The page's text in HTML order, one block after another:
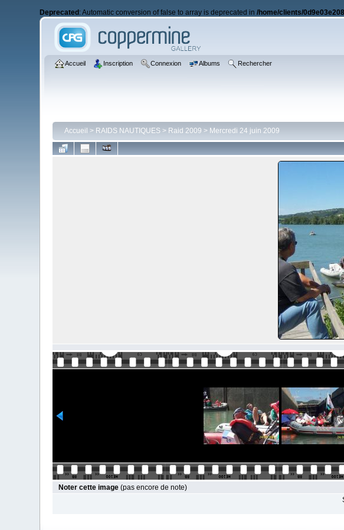
Deprecated : Automatic conversion of false to array is deprecated in/home/clients/
Accueil Inscription Connexion Albums Rechercher
Accueil > RAIDS NAUTIQUES> Raid 2009 > Mercredi 24 juin 2009
Noter cette image (pas encore de note)